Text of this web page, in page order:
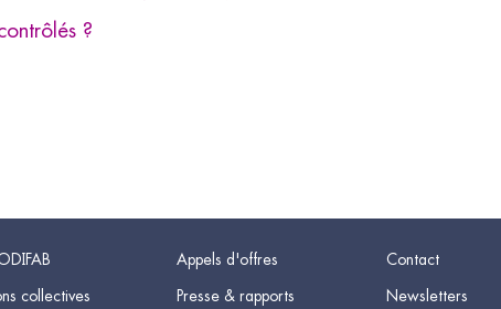
?
collectives
Appels d'offres
Presse & rapports
Contact
Newsletters